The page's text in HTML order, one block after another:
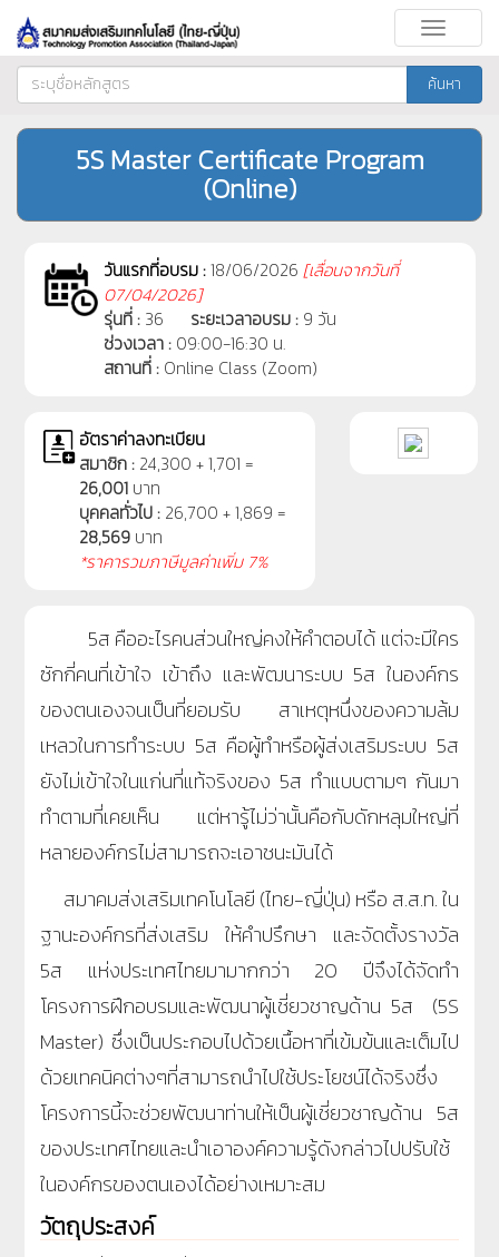
Toggle
ค้นหา
5S Master Certificate Program
(Online)
วันแรกที่อบรม :18/06/2026 [เลื่อนจากวันที่
07/04/2026]
รุ่นที่ : 36 ระยะเวลาอบรม : 9 วัน
ช่วงเวลา : 09:00-16:30 น.
สถานที่ : Online Class (Zoom)
อัตราค่าลงทะเบียน
สมาชิก : 24,300 + 1,701 =
26,001 บาท
บุคคลทั่วไป : 26,700 + 1,869 =
28,569 บาท
*ราคารวมภาษีมูลค่าเพิ่ม 7%
5ส คืออะไรคนส่วนใหญ่คงให้คำตอบได้ แต่จะมีใคร
ซักกี่คนที่เข้าใจ เข้าถึง และพัฒนาระบบ 5ส ในองค์กร
ของตนเองจนเป็นที่ยอมรับ สาเหตุหนึ่งของความล้ม
เหลวในการทำระบบ 5ส คือผู้ทำหรือผู้ส่งเสริมระบบ 5ส
ยังไม่เข้าใจในแก่นที่แท้จริงของ 5ส ทำแบบตามๆ กันมา
ทำตามที่เคยเห็น แต่หารู้ไม่ว่านั้นคือกับดักหลุมใหญ่ที่
หลายองค์กรไม่สามารถจะเอาชนะมันได้
สมาคมส่งเสริมเทคโนโลยี (ไทย-ญี่ปุ่น) หรือ ส.ส.ท. ใน
ฐานะองค์กรที่ส่งเสริม ให้คำปรึกษา และจัดตั้งรางวัล
5ส แห่งประเทศไทยมามากกว่า 20 ปีจึงได้จัดทำ
โครงการฝึกอบรมและพัฒนาผู้เชี่ยวชาญด้าน 5ส (5S
Master) ซึ่งเป็นประกอบไปด้วยเนื้อหาที่เข้มข้นและเต็มไป
ด้วยเทคนิคต่างๆที่สามารถนำไปใช้ประโยชน์ได้จริงซึ่ง
โครงการนี้จะช่วยพัฒนาท่านให้เป็นผู้เชี่ยวชาญด้าน 5ส
ของประเทศไทยและนำเอาองค์ความรู้ดังกล่าวไปปรับใช้
ในองค์กรของตนเองได้อย่างเหมาะสม
วัตถุประสงค์